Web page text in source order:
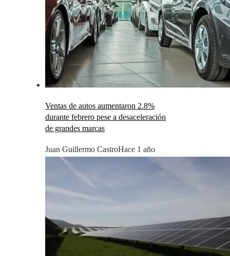
Ventas de autos aumentaron 2.8%
durante febrero pese a desaceleración
de grandes marcas
Juan Guillermo CastroHace 1 año